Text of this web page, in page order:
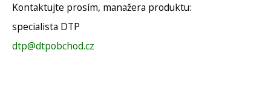
Kontaktujte prosím, manažera produktu:
specialista DTP
dtp@dtpobchod.cz